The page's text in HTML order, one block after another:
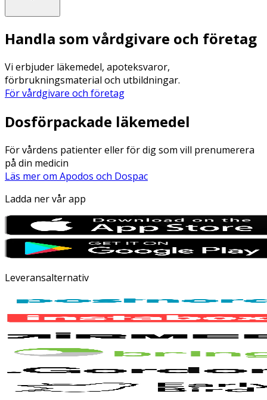
Handla som vårdgivare och företag
Vi erbjuder läkemedel, apoteksvaror,
förbrukningsmaterial och utbildningar.
För vårdgivare och företag
Dosförpackade läkemedel
För vårdens patienter eller för dig som vill prenumerera
på din medicin
Läs mer om Apodos och Dospac
Ladda ner vår app
Leveransalternativ